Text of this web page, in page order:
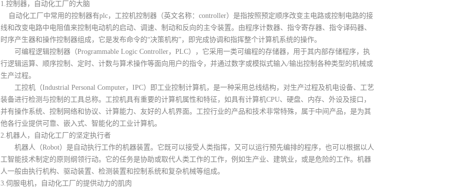
1.控制器，自动化工厂的大脑
自动化工厂中常用的控制器有plc，工控机控制器（英文名称：controller）是指按照预定顺序改变主电路或控制电路的接
线和改变电路中电阻值来控制电动机的启动、调速、制动和反向的主令装置。由程序计数器、指令寄存器、指令译码器、
时序产生器和操作控制器组成，它是发布命令的“决策机构”，即完成协调和指挥整个计算机系统的操作。
可编程逻辑控制器（Programmable Logic Controller，PLC），它采用一类可编程的存储器，用于其内部存储程序，执
行逻辑运算、顺序控制、定时、计数与算术操作等面向用户的指令，并通过数字或模拟式输入/输出控制各种类型的机械或
生产过程。
工控机（Industrial Personal Computer，IPC）即工业控制计算机，是一种采用总线结构，对生产过程及机电设备、工艺
装备进行检测与控制的工具总称。工控机具有重要的计算机属性和特征，如具有计算机CPU、硬盘、内存、外设及接口，
并有操作系统、控制网络和协议、计算能力、友好的人机界面。工控行业的产品和技术非常特殊，属于中间产品，是为其
他各行业提供可靠、嵌入式、智能化的工业计算机。
2.机器人，自动化工厂的坚定执行者
机器人（Robot）是自动执行工作的机器装置。它既可以接受人类指挥，又可以运行预先编排的程序，也可以根据以人
工智能技术制定的原则纲领行动。它的任务是协助或取代人类工作的工作，例如生产业、建筑业，或是危险的工作。机器
人一般由执行机构、驱动装置、检测装置和控制系统和复杂机械等组成。
3.伺服电机，自动化工厂的提供动力的肌肉